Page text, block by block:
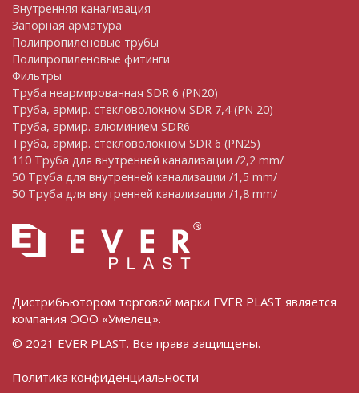
Внутренняя канализация
Запорная арматура
Полипропиленовые трубы
Полипропиленовые фитинги
Фильтры
Труба неармированная SDR 6 (PN20)
Труба, армир. cтекловолокном SDR 7,4 (PN 20)
Труба, армир. алюминием SDR6
Труба, армир. стекловолокном SDR 6 (PN25)
110 Труба для внутренней канализации /2,2 mm/
50 Труба для внутренней канализации /1,5 mm/
50 Труба для внутренней канализации /1,8 mm/
Дистрибьютором торговой марки EVER PLAST является
компания ООО «Умелец».
© 2021 EVER PLAST. Все права защищены.
Политика конфиденциальности